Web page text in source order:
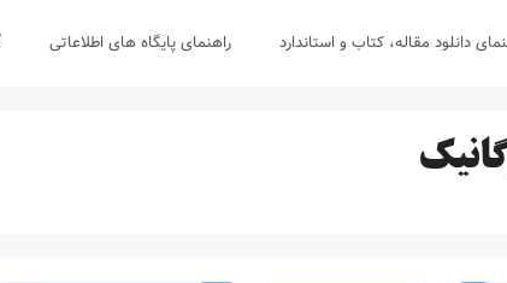
دانلود مقاله، کتاب و استاندارد راهنمای پایگاه های اطلاعاتی